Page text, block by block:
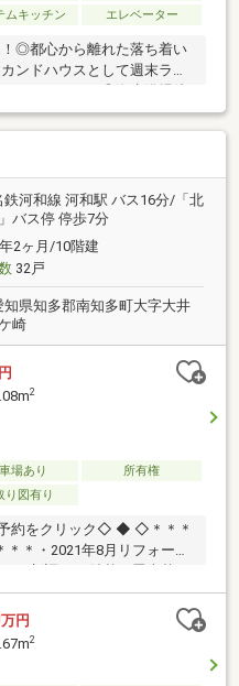
フォーム相談 等々住まい
ムキッチン エレベーター
◎都心から離れた落ち着い
ンドハウスとして週末ライ
有り）※管理費などは半年
になります▼周辺環境◎内海
知多中学校まで徒歩１９分
海店まで徒歩９分〓〓〓〓
い〓〓〓〓〓「他の物件も
応いたします！◇提携金融
宅ローン相談もお気軽にど
々住まいに関することは
鉄河和線 河和駅 バス16分/「北
バス停 停歩7分
2ヶ月/10階建
32戸
知県知多郡南知多町大字大井
崎
2
場あり
所有権
り図有り
約をクリック◇ ◆ ◇＊＊＊
＊＊・2021年8月リフォーム
レ新調・CF貼替、畳表替
障子張替え）・オーシャン
あり♪（無料）＊＊＊＊＊
ーーライフ・インフォメー
（徒歩約44分）・南知多中
ーーーーーーーーーーーー
万円
2